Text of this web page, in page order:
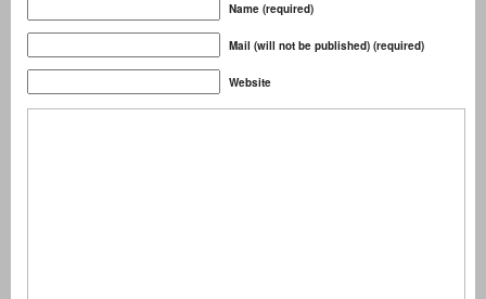
Name (required)
Mail (will not be published) (required)
Website